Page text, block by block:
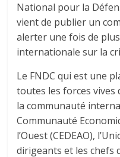
National pour la
vient de publier un
alerter une fois de
internationale sur la
Le FNDC qui est une
toutes les forces
la communauté
Communauté
l’Ouest (CEDEAO),
dirigeants et les chefs